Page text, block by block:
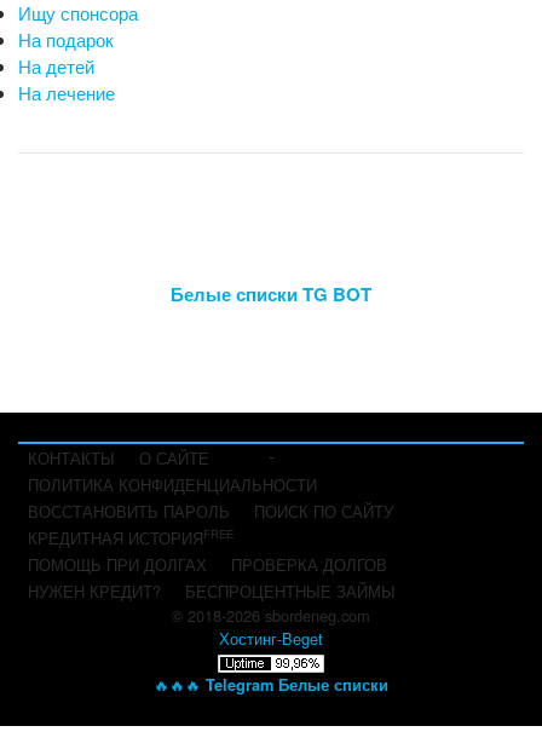
Ищу спонсора
На подарок
На детей
На лечение
Белые списки TG BOT
-
КОНТАКТЫ
О САЙТЕ
ПОЛИТИКА КОНФИДЕНЦИАЛЬНОСТИ
ВОССТАНОВИТЬ ПАРОЛЬ
ПОИСК ПО САЙТУ
КРЕДИТНАЯ ИСТОРИЯFREE
ПОМОЩЬ ПРИ ДОЛГАХ
ПРОВЕРКА ДОЛГОВ
НУЖЕН КРЕДИТ?
БЕСПРОЦЕНТНЫЕ ЗАЙМЫ
© 2018-2026 sbordeneg.com
Хостинг-Beget
🔥🔥🔥 Telegram Белые списки